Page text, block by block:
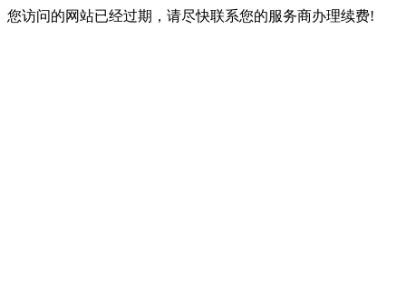
您访问的网站已经过期，请尽快联系您的服务商办理续费!